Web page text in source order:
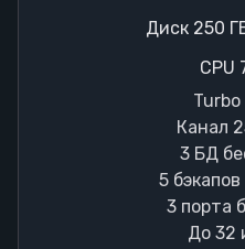
Диск 250
CPU
Канал
3 БД
5
3 порта
До 32